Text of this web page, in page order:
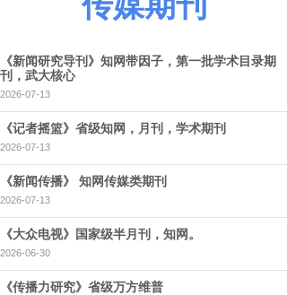
《新闻研究导刊》知网带因子，第一批学术目录期
刊，武大核心
2026-07-13
《记者摇篮》省级知网，月刊，学术期刊
2026-07-13
《新闻传播》 知网传媒类期刊
2026-07-13
《大众电视》国家级半月刊，知网。
2026-06-30
《传播力研究》省级万方维普